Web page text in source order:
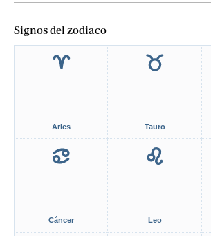
Signos del zodiaco
Aries Tauro
Cáncer Leo